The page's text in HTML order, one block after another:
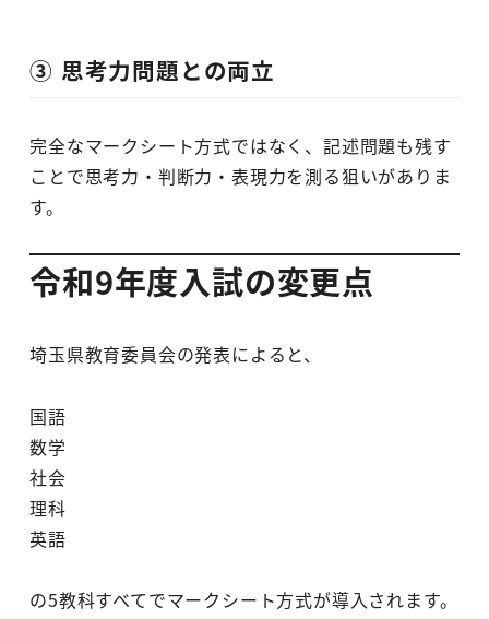
③ 思考力問題との両立
完全なマークシート方式ではなく、記述問題も残す
ことで思考力・判断力・表現力を測る狙いがありま
す。
令和9年度入試の変更点
埼玉県教育委員会の発表によると、
国語
数学
社会
理科
英語
の5教科すべてでマークシート方式が導入されます。